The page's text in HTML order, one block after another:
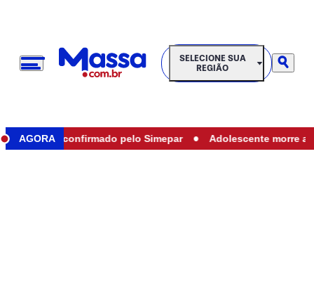
SELECIONE SUA REGIÃO
SELECIONE SUA
REGIÃO
AGORA
e é confirmado pelo Simepar • Adolescente morre